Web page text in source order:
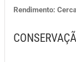
Rendimento: